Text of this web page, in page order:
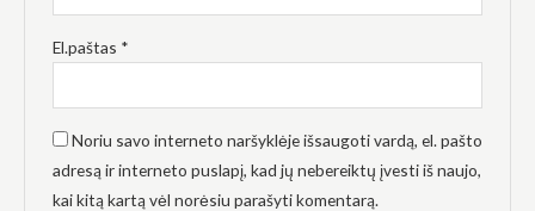
El.paštas *
Noriu savo interneto naršyklėje išsaugoti vardą, el. pašto
adresą ir interneto puslapį, kad jų nebereiktų įvesti iš naujo,
kai kitą kartą vėl norėsiu parašyti komentarą.